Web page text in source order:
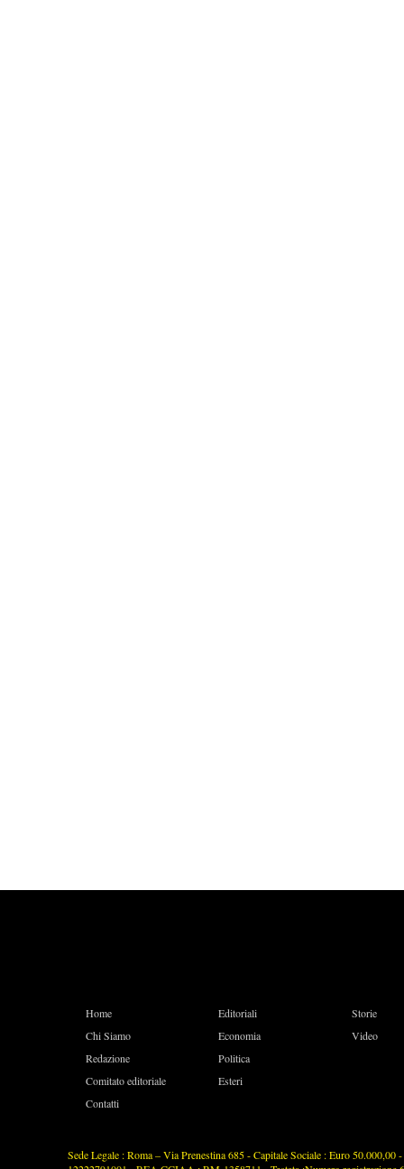
Home
Chi Siamo
Redazione
Comitato editoriale
Contatti
Editoriali
Economia
Politica
Esteri
Storie
Video
Sede Legale : Roma – Via Prenestina 685 - Capitale Sociale : Euro